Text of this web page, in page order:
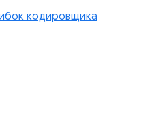
кодировщика